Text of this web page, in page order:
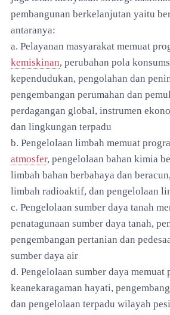
pembangunan berkelanjutan yaitu
antaranya:
a. Pelayanan masyarakat memuat
kemiskinan, perubahan pola
kependudukan, pengolahan dan
pengembangan perumahan dan
perdagangan global, instrumen
dan lingkungan terpadu
b. Pengelolaan limbah memuat
atmosfer, pengelolaan bahan kimia
limbah bahan berbahaya dan
limbah radioaktif, dan pengelolaan
c. Pengelolaan sumber daya tanah
penatagunaan sumber daya tanah,
pengembangan pertanian dan
sumber daya air
d. Pengelolaan sumber daya
keanekaragaman hayati,
dan pengelolaan terpadu wilayah